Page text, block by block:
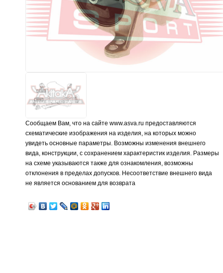
Сообщаем Вам, что на сайте www.asva.ru предоставляются
схематические изображения на изделия, на которых можно
увидеть основные параметры. Возможны изменения внешнего
вида, конструкции, с сохранением характеристик изделия. Размеры
на схеме указываются также для ознакомления, возможны
отклонения в пределах допусков. Несоответствие внешнего вида
не является основанием для возврата